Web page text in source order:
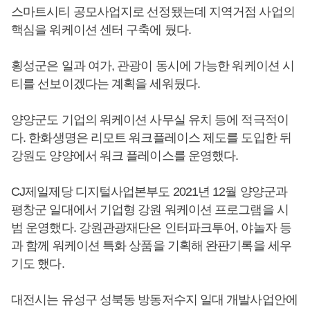
스마트시티 공모사업지로 선정됐는데 지역거점 사업의
핵심을 워케이션 센터 구축에 뒀다.
횡성군은 일과 여가, 관광이 동시에 가능한 워케이션 시
티를 선보이겠다는 계획을 세워뒀다.
양양군도 기업의 워케이션 사무실 유치 등에 적극적이
다. 한화생명은 리모트 워크플레이스 제도를 도입한 뒤
강원도 양양에서 워크 플레이스를 운영했다.
CJ제일제당 디지털사업본부도 2021년 12월 양양군과
평창군 일대에서 기업형 강원 워케이션 프로그램을 시
범 운영했다. 강원관광재단은 인터파크투어, 야놀자 등
과 함께 워케이션 특화 상품을 기획해 완판기록을 세우
기도 했다.
대전시는 유성구 성북동 방동저수지 일대 개발사업안에